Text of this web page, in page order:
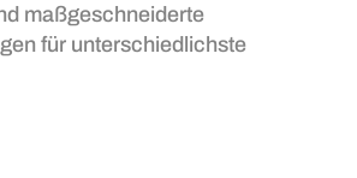
maßgeschneiderte
für unterschiedlichste